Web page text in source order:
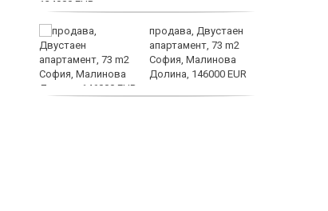
продава, Двустаен
апартамент, 73 m2
София, Малинова
Долина, 146000 EUR